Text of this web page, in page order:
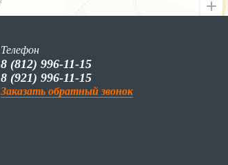
Телефон
8 (812) 996-11-15
8 (921) 996-11-15
Заказать обратный звонок